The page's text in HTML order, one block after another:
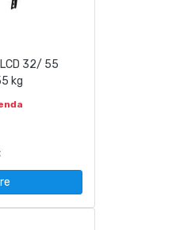
32/ 55
kg